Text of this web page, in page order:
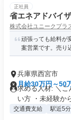
正社員
省エネアドバイ
株式会社ユニークプラ
頑張っても給料が
案営業です。売り
兵庫県西宮市
月給30万円～50
求める人材: ＼こ
い方 ・未経験か
交通費支給 駅近5